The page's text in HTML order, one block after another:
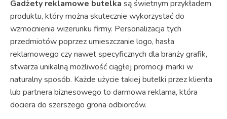
Gadżety reklamowe butelka są świetnym przykładem
produktu, który można skutecznie wykorzystać do
wzmocnienia wizerunku firmy. Personalizacja tych
przedmiotów poprzez umieszczanie logo, hasła
reklamowego czy nawet specyficznych dla branży grafik,
stwarza unikalną możliwość ciągłej promocji marki w
naturalny sposób. Każde użycie takiej butelki przez klienta
lub partnera biznesowego to darmowa reklama, która
dociera do szerszego grona odbiorców.